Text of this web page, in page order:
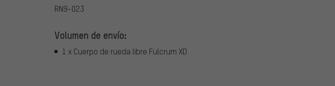
RN9-023
Volumen de envío:
1 x Cuerpo de rueda libre Fulcrum XD